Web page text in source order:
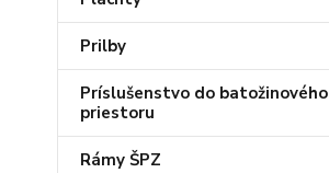
Prilby
Príslušenstvo do batožinového
priestoru
Rámy ŠPZ